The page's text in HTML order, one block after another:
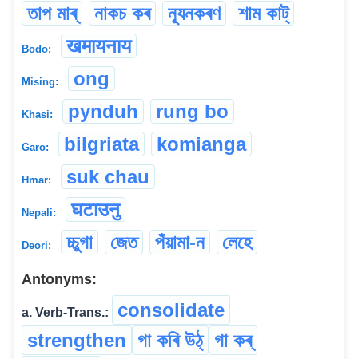
তাপ মাৰ্
নাকচ কৰ ন্যূনকৰণ শাম কাট্
Bodo: खमायनाय
Mising: ong
Khasi: pynduh rung bo
Garo: bilgriata komianga
Hmar: suk chau
Nepali: घटाउनु
Deori: চ্চুগা জেত পঁয়ামা-ন লেহে
Antonyms:
a. Verb-Trans.:
consolidate
strengthen গা কৰি উঠ্ গা কৰ্